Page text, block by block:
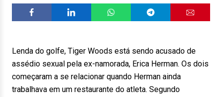
Lenda do golfe, Tiger Woods está sendo acusado de
assédio sexual pela ex-namorada, Erica Herman. Os dois
começaram a se relacionar quando Herman ainda
trabalhava em um restaurante do atleta. Segundo